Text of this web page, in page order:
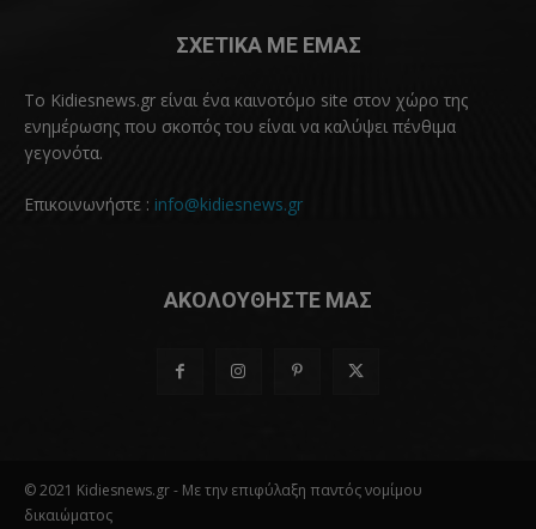
ΣΧΕΤΙΚΑ ΜΕ ΕΜΑΣ
Το Kidiesnews.gr είναι ένα καινοτόμο site στον χώρο της
ενημέρωσης που σκοπός του είναι να καλύψει πένθιμα
γεγονότα.
Επικοινωνήστε : info@kidiesnews.gr
ΑΚΟΛΟΥΘΗΣΤΕ ΜΑΣ
© 2021 Kidiesnews.gr - Με την επιφύλαξη παντός νομίμου
δικαιώματος